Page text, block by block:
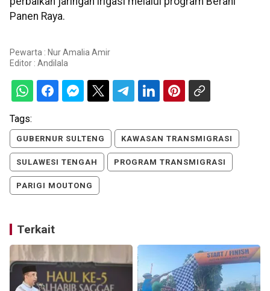
Panen Raya.
Pewarta : Nur Amalia Amir
Editor : Andilala
Tags:
GUBERNUR SULTENG KAWASAN TRANSMIGRASI
SULAWESI TENGAH PROGRAM TRANSMIGRASI
PARIGI MOUTONG
Terkait